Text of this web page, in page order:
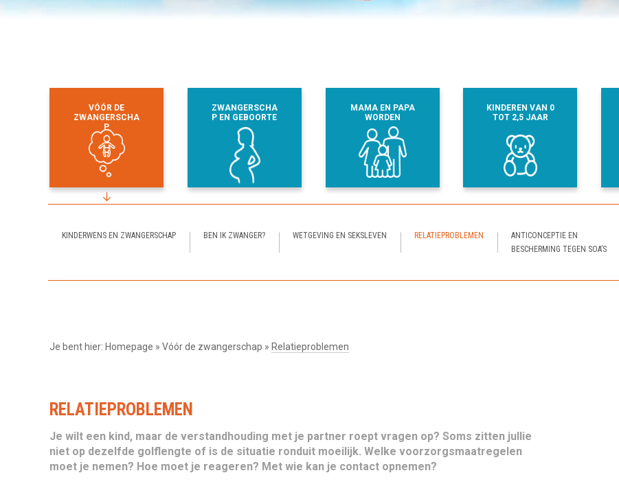
VÓÓR DE
ZWANGERSCHA
P
KINDERWENS EN ZWANGERSCHAP BEN IK ZWANGER? WETGEVING EN SEKSLEVEN RELATIEPROBLEMEN
ANTICONCEPTIE EN
BESCHERMING TEGEN SOA’S
ZWANGERSCHA
P EN GEBOORTE
MAMA EN PAPA
WORDEN
KINDEREN VAN 0
TOT 2,5 JAAR
Je bent hier: Homepage » Vóór de zwangerschap » Relatieproblemen
RELATIEPROBLEMEN
Je wilt een kind, maar de verstandhouding met je partner roept vragen op? Soms zitten jullie
niet op dezelfde golflengte of is de situatie ronduit moeilijk. Welke voorzorgsmaatregelen
moet je nemen? Hoe moet je reageren? Met wie kan je contact opnemen?